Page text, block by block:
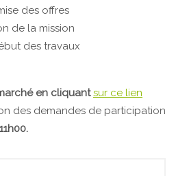
des offres
de la mission
des travaux
en cliquant sur ce lien
des demandes de participation